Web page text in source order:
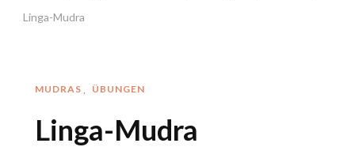
Linga-Mudra
MUDRAS ÜBUNGEN
Linga-Mudra